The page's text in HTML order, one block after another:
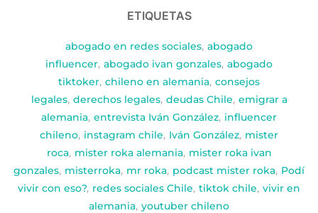
ETIQUETAS
abogado en redes sociales, abogado
influencer, abogado ivan gonzales, abogado
tiktoker, chileno en alemania, consejos
legales, derechos legales, deudas Chile, emigrar a
alemania, entrevista Iván González, influencer
chileno, instagram chile, Iván González, mister
roca, mister roka alemania, mister roka ivan
gonzales, misterroka, mr roka, podcast mister roka, Podí
vivir con eso?, redes sociales Chile, tiktok chile, vivir en
alemania, youtuber chileno